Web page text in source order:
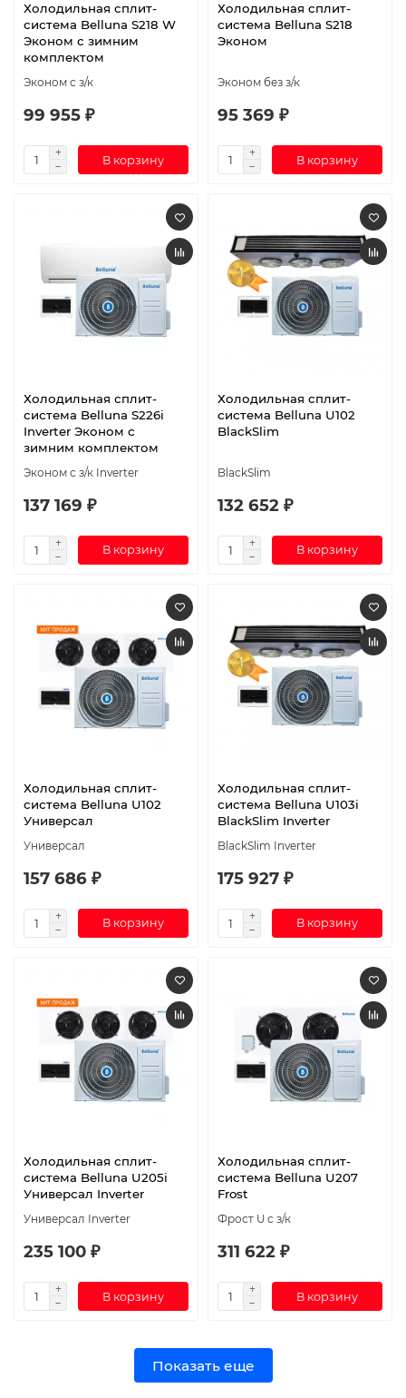
Холодильная сплит-
система Belluna S218 W
Эконом с зимним
комплектом
Эконом с з/к
99 955 ₽
В корзину
Холодильная сплит-
система Belluna S218
Эконом
Эконом без з/к
95 369 ₽
В корзину
Холодильная сплит-
система Belluna S226i
Inverter Эконом с
зимним комплектом
Эконом с з/к Inverter
137 169 ₽
В корзину
Холодильная сплит-
система Belluna U102
BlackSlim
BlackSlim
132 652 ₽
В корзину
Холодильная сплит-
система Belluna U102
Универсал
Универсал
157 686 ₽
В корзину
Холодильная сплит-
система Belluna U103i
BlackSlim Inverter
BlackSlim Inverter
175 927 ₽
В корзину
Холодильная сплит-
система Belluna U205i
Универсал Inverter
Универсал Inverter
235 100 ₽
В корзину
Холодильная сплит-
система Belluna U207
Frost
Фрост U с з/к
311 622 ₽
В корзину
Показать еще